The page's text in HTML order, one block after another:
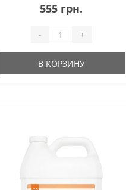
555 грн.
- +
В КОРЗИНУ